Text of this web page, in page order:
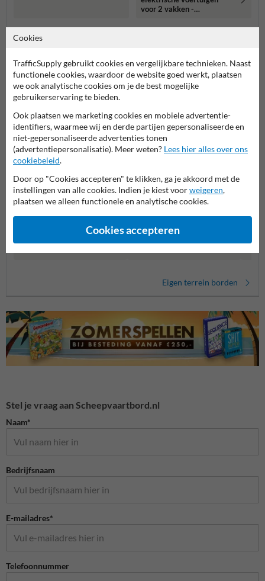
voor 2 vakken -
Productcategorieën in deze groep
Parkeerborden elektrische
Entree- en toegangsborden
Eigen terrein borden
Stel je vraag aan Scheepvaartbord.nl
Naam*
Bedrijfsnaam
E-mailadres*
Telefoonnummer
Cookies
TrafficSupply gebruikt cookies en vergelijkbare technieken. Naast
functionele cookies, waardoor de website goed werkt, plaatsen
we ook analytische cookies om je de best mogelijke
gebruikerservaring te bieden.
Ook plaatsen we marketing cookies en mobiele advertentie-
identifiers, waarmee wij en derde partijen gepersonaliseerde en
niet-gepersonaliseerde advertenties tonen
(advertentiepersonalisatie). Meer weten? Lees hier alles over ons
cookiebeleid.
Door op "Cookies accepteren" te klikken, ga je akkoord met de
instellingen van alle cookies. Indien je kiest voorweigeren,
plaatsen we alleen functionele en analytische cookies.
Cookies accepteren